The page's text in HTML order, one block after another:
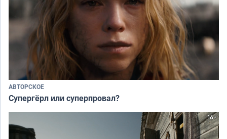
АВТОРСКОЕ
Супергёрл или суперпровал?